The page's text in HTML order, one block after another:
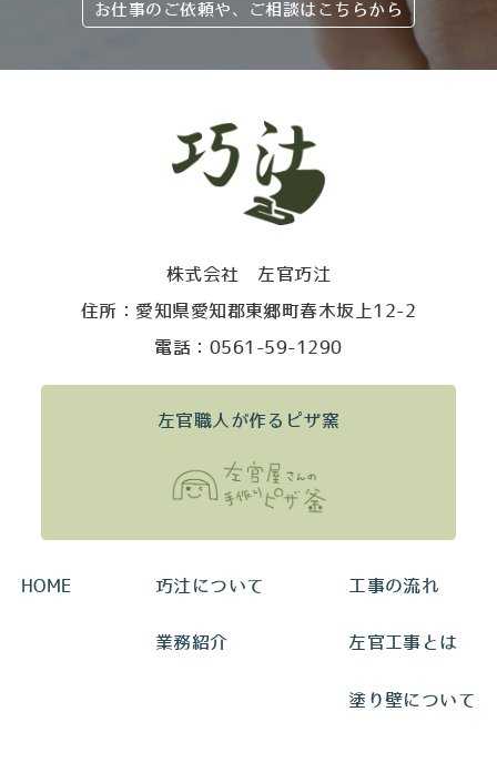
お仕事のご依頼や、ご相談はこちらから
株式会社 左官巧汢
住所：愛知県愛知郡東郷町春木坂上12-2
電話：0561-59-1290
左官職人が作るピザ窯
HOME 巧汢について
業務紹介
工事の流れ
左官工事とは
塗り壁について